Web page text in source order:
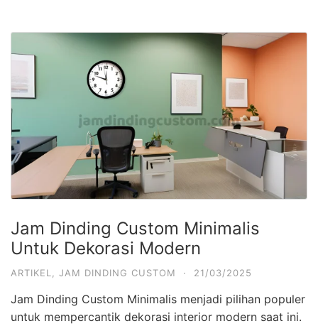
Jam Dinding Custom Minimalis
Untuk Dekorasi Modern
ARTIKEL JAM DINDING CUSTOM · 21/03/2025
Jam Dinding Custom Minimalis menjadi pilihan populer
untuk mempercantik dekorasi interior modern saat ini.